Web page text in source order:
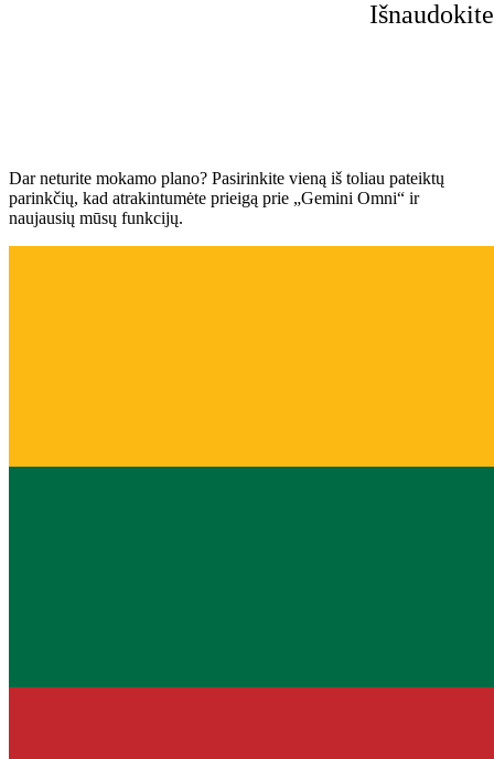
Dar neturite mokamo plano? Pasirinkite vieną iš toliau pateiktų
parinkčių, kad atrakintumėte prieigą prie „Gemini Omni“ ir
naujausių mūsų funkcijų.